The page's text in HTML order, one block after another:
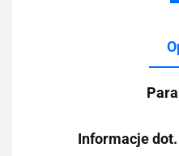
Informacje